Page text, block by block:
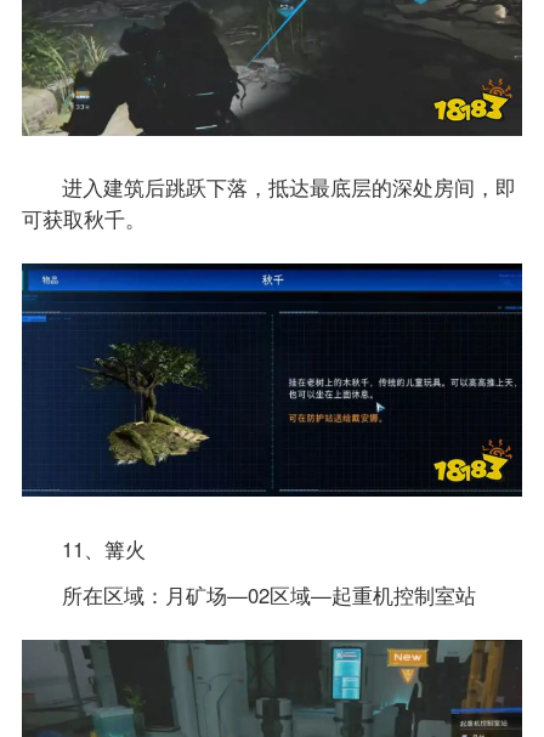
进入建筑后跳跃下落，抵达最底层的深处房间，即
可获取秋千。
11、篝火
所在区域：月矿场—02区域—起重机控制室站